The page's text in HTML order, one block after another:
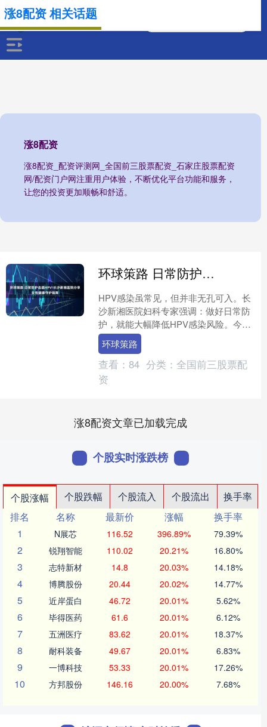
涨8配资
涨8配资_配资评测网_全国前三股票配资_石家庄股票配资
网/配资门户网注重用户体验，不断优化平台功能和服务，
让您的投资更加顺畅和舒适。
涨8配资 相关话题
环球策路 日常防护击退HPV!长沙新湘医院分享女性健康守护指南
HPV感染虽常见，但并非无孔可入。长
沙新湘医院妇科专家强调：做好日常防
护，就能大幅降低HPV感染风险。今
天，就为大家分享一份实用的日常健康
守护指南，帮助女性朋友....
环球策路
查看： 84 分类： 全国前三股票配
资
涨8配资文章已加载完成
个股实时涨跌榜
个股涨幅 个股跌幅 个股流入 个股流出
换手率
排名
名称 最新价 涨幅
换手率
1
N展芯 116.52 396.89% 79.39%
2 锐翔智能 110.02 20.21% 16.80%
3 志特新材 14.8 20.03% 14.18%
4 博腾股份 20.44 20.02% 14.77%
5 近岸蛋白 46.72 20.01% 5.62%
6 毕得医药 61.6 20.01% 6.12%
7 五洲医疗 83.62 20.01% 18.37%
8 耐科装备 49.67 20.01% 6.83%
9 一博科技 53.33 20.01% 17.26%
10 方邦股份 146.16 20.00% 7.68%